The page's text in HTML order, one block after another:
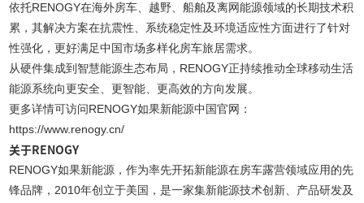
依托RENOGY在海外房车、越野、船舶及离网能源领域的长期技术积
累，其解决方案在抗震性、系统稳定性及环境适应性方面进行了针对
性强化，更好满足中国市场多样化房车旅居需求。
从硬件集成到智慧能源生态布局，RENOGY正持续推动全球移动生活
能源系统向更安全、更智能、更高效的方向发展。
更多详情可访问RENOGY如果新能源中国官网：
https://www.renogy.cn/
关于RENOGY
RENOGY如果新能源，作为率先开拓新能源在房车露营领域应用的先
锋品牌，2010年创立于美国，是一家集新能源技术创新、产品研发及